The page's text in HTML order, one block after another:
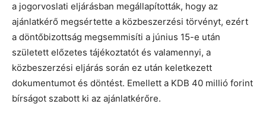
a jogorvoslati eljárásban megállapították, hogy az
ajánlatkérő megsértette a közbeszerzési törvényt, ezért
a döntőbizottság megsemmisíti a június 15-e után
született előzetes tájékoztatót és valamennyi, a
közbeszerzési eljárás során ez után keletkezett
dokumentumot és döntést. Emellett a KDB 40 millió forint
bírságot szabott ki az ajánlatkérőre.